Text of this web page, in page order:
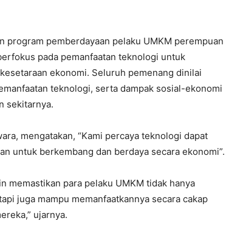
program pemberdayaan pelaku UMKM perempuan
pada pemanfaatan teknologi untuk
ekonomi. Seluruh pemenang dinilai
teknologi, serta dampak sosial-ekonomi
sekitarnya.
mengatakan, “Kami percaya teknologi dapat
untuk berkembang dan berdaya secara ekonomi”.
memastikan para pelaku UMKM tidak hanya
juga mampu memanfaatkannya secara cakap
ujarnya.